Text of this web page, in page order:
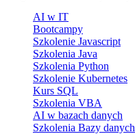
AI w IT
Bootcampy
Szkolenie Javascript
Szkolenia Java
Szkolenia Python
Szkolenie Kubernetes
Kurs SQL
Szkolenia VBA
AI w bazach danych
Szkolenia Bazy danych